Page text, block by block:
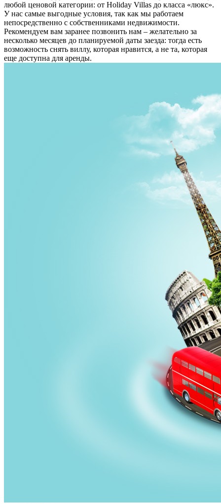
любой ценовой категории: от Holiday Villas до класса «люкс».
У нас самые выгодные условия, так как мы работаем
непосредственно с собственниками недвижимости.
Рекомендуем вам заранее позвонить нам – желательно за
несколько месяцев до планируемой даты заезда: тогда есть
возможность снять виллу, которая нравится, а не та, которая
еще доступна для аренды.